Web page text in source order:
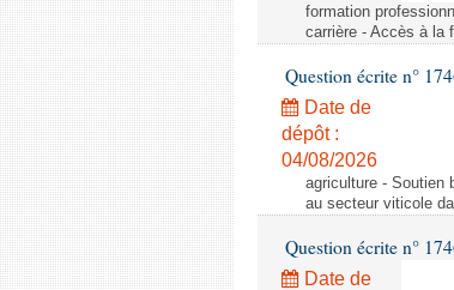
formation
carrière - Accès à la
Question écrite n°
Date de
dépôt :
04/08/2026
agriculture - Soutien
au secteur viticole
Question écrite n°
Date de